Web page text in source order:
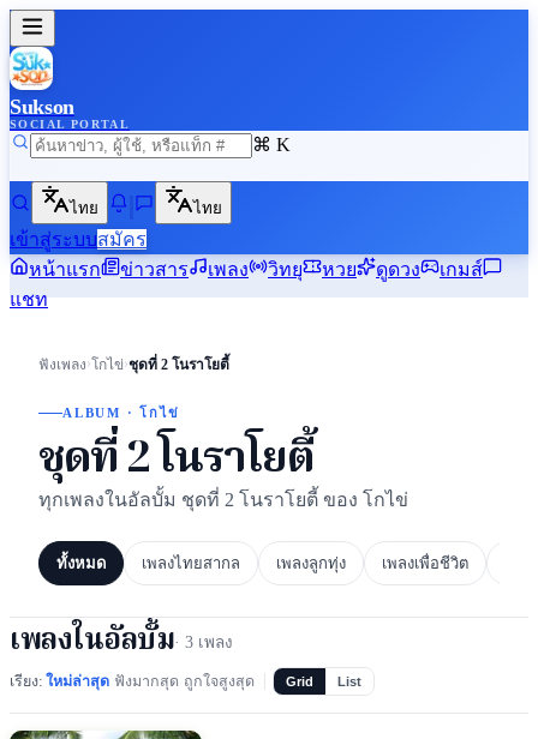
Sukson
SOCIAL PORTAL
⌘ K
ไทย ไทย
เข้าสู่ระบบสมัคร
หน้าแรก
ข่าวสาร เพลง วิทยุ หวย ดูดวง
เกมส์
แชท
ฟังเพลง›โกไข่›ชุดที่ 2 โนราโยตี้
ALBUM · โกไข่
ชุดที่ 2 โนราโยตี้
ทุกเพลงในอัลบั้ม ชุดที่ 2 โนราโยตี้ ของ โกไข่
ทั้งหมด เพลงไทยสากล เพลงลูกทุ่ง เพลงเพื่อชีวิต
เพลงในอัลบั้ม·3 เพลง
เรียง: ใหม่ล่าสุด ฟังมากสุด ถูกใจสูงสุด Grid List